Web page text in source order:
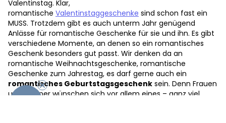
Valentinstag. Klar,
romantische Valentinstaggeschenke sind schon fast ein
MUSS. Trotzdem gibt es auch unterm Jahr genügend
Anlässe für romantische Geschenke für sie und ihn. Es gibt
verschiedene Momente, an denen so ein romantisches
Geschenk besonders gut passt. Wir denken da an
romantische Weihnachtsgeschenke, romantische
Geschenke zum Jahrestag, es darf gerne auch ein
romantisches Geburtstagsgeschenk sein. Denn Frauen
und Männer wünschen sich vor allem eines – ganz viel
-10%